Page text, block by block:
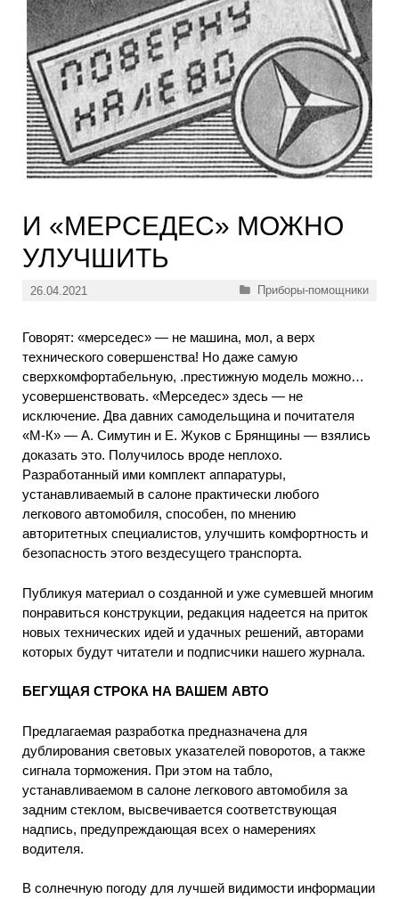
И «МЕРСЕДЕС» МОЖНО
УЛУЧШИТЬ
26.04.2021 Рубрики
Приборы-помощники
Говорят: «мерседес» — не машина, мол, а верх
технического совершенства! Но даже самую
сверхкомфортабельную, .престижную модель можно…
усовершенствовать. «Мерседес» здесь — не
исключение. Два давних самодельщина и почитателя
«М-К» — А. Симутин и Е. Жуков с Брянщины — взялись
доказать это. Получилось вроде неплохо.
Разработанный ими комплект аппаратуры,
устанавливаемый в салоне практически любого
легкового автомобиля, способен, по мнению
авторитетных специалистов, улучшить комфортность и
безопасность этого вездесущего транспорта.
Публикуя материал о созданной и уже сумевшей многим
понравиться конструкции, редакция надеется на приток
новых технических идей и удачных решений, авторами
которых будут читатели и подписчики нашего журнала.
БЕГУЩАЯ СТРОКА НА ВАШЕМ АВТО
Предлагаемая разработка предназначена для
дублирования световых указателей поворотов, а также
сигнала торможения. При этом на табло,
устанавливаемом в салоне легкового автомобиля за
задним стеклом, высвечивается соответствующая
надпись, предупреждающая всех о намерениях
водителя.
В солнечную погоду для лучшей видимости информации